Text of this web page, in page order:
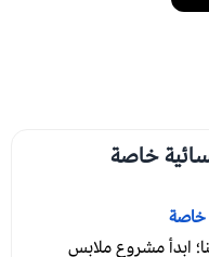
خاصة
ابدأ مشروع ملابس